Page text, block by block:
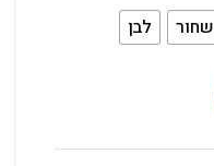
שחור לבן